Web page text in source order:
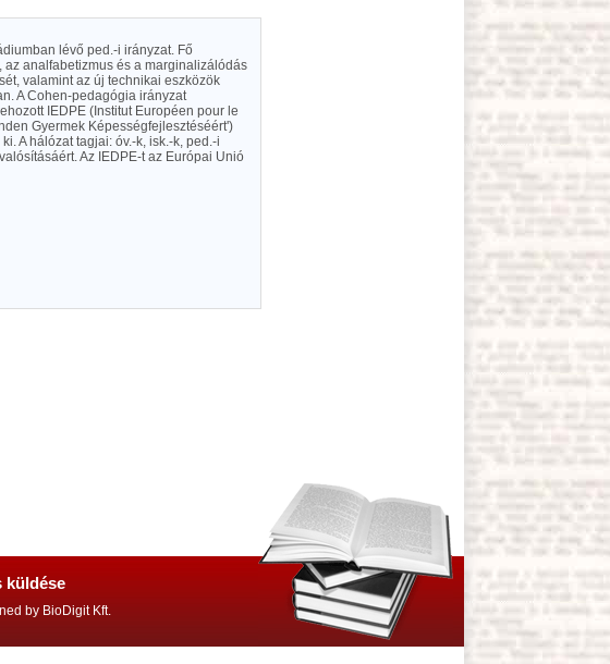
lévő ped.-i irányzat. Fő
analfabetizmus és a marginalizálódás
valamint az új technikai eszközök
A Cohen-pedagógia irányzat
IEDPE (Institut Européen pour le
Gyermek Képességfejlesztéséért')
A hálózat tagjai: óv.-k, isk.-k, ped.-i
Az IEDPE-t az Európai Unió
küldése
by BioDigit Kft.